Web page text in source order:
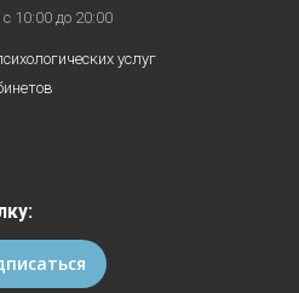
10:00 до 20:00
услуг